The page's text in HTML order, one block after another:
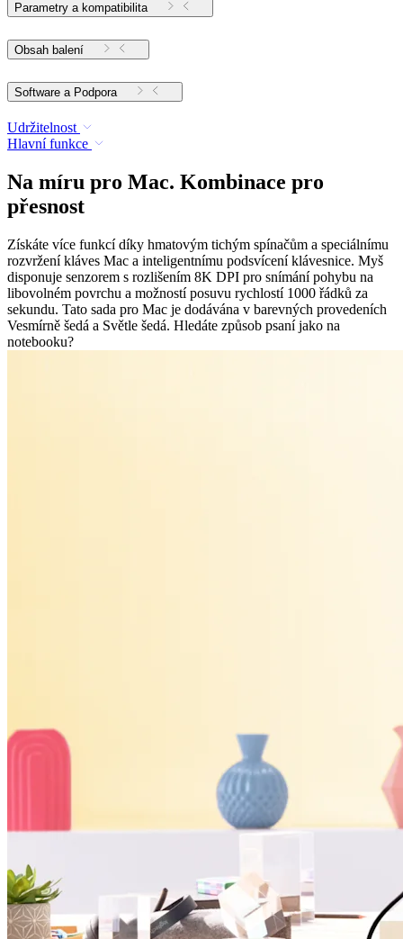
Parametry a kompatibilita
Obsah balení
Software a Podpora
Udržitelnost
Hlavní funkce
Na míru pro Mac. Kombinace pro
přesnost
Získáte více funkcí díky hmatovým tichým spínačům a speciálnímu
rozvržení kláves Mac a inteligentnímu podsvícení klávesnice. Myš
disponuje senzorem s rozlišením 8K DPI pro snímání pohybu na
libovolném povrchu a možností posuvu rychlostí 1000 řádků za
sekundu. Tato sada pro Mac je dodávána v barevných provedeních
Vesmírně šedá a Světle šedá. Hledáte způsob psaní jako na
notebooku?